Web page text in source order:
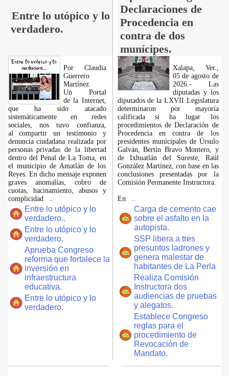
Entre lo utópico y lo
verdadero.
Declaraciones de
Procedencia en
contra de dos
munícipes.
Por Claudia
Guerrero
Martínez.
​Un Portal
de la Internet,
que ha sido atacado
sistemáticamente en redes
sociales, nos tuvo confianza,
al compartir un testimonio y
denuncia ciudadana realizada por
personas privadas de la libertad
dentro del Penal de La Toma, en
el municipio de Amatlán de los
Reyes. En dicho mensaje exponen
graves anomalías, cobro de
cuotas, hacinamiento, abusos y
complicidad
Entre lo utópico y lo
verdadero..
Entre lo utópico y lo
verdadero.
Aprueba Congreso
reforma que fortalece la
inversión en
infraestructura
educativa.
Entre lo utópico y lo
verdadero.
Xalapa, Ver.,
05 de agosto de
2026.- Las
diputadas y los
diputados de la LXVII Legislatura
determinaron por mayoría
calificada si ha lugar los
procedimientos de Declaración de
Procedencia en contra de los
presidentes municipales de Úrsulo
Galván, Bertín Bravo Montero, y
de Ixhuatlán del Sureste, Raúl
González Martínez, con base en las
conclusiones presentadas por la
Comisión Permanente Instructora.
En
Carga de cemento cae
sobre el asfalto en la
autopista.
SSP libera a tres
presuntos ladrones y
genera malestar de
habitantes de La Perla
Realiza Comisión
Instructora dos
audiencias de pruebas
y alegatos.
Establece Congreso
reglas para el
procedimiento de
Revocación de
Mandato.